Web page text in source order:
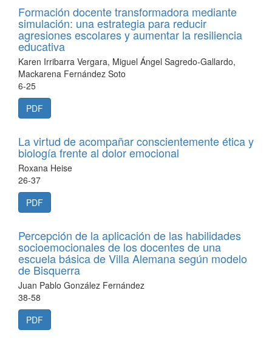
Formación docente transformadora mediante
simulación: una estrategia para reducir
agresiones escolares y aumentar la resiliencia
educativa
Karen Irribarra Vergara, Miguel Ángel Sagredo-Gallardo,
Mackarena Fernández Soto
6-25
PDF
La virtud de acompañar conscientemente ética y
biología frente al dolor emocional
Roxana Heise
26-37
PDF
Percepción de la aplicación de las habilidades
socioemocionales de los docentes de una
escuela básica de Villa Alemana según modelo
de Bisquerra
Juan Pablo González Fernández
38-58
PDF